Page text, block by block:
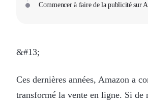
Commencer à faire de la publicité sur
&#13;
Ces dernières années, Amazon a
transformé la vente en ligne. Si de